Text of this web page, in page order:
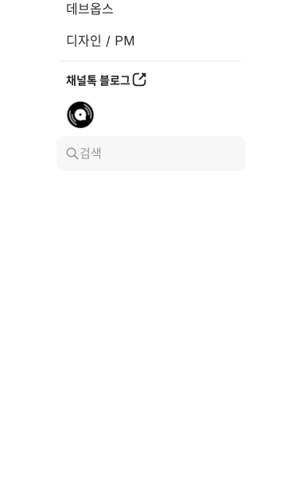
데브옵스
디자인 / PM
채널톡 블로그
검색